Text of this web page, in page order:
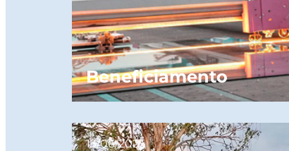
Beneficiamento
13/06/2025